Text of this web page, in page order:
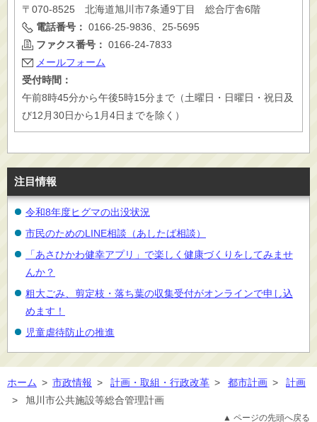
〒070-8525 北海道旭川市7条通9丁目 総合庁舎6階
電話番号： 0166-25-9836、25-5695
ファクス番号： 0166-24-7833
メールフォーム
受付時間：
午前8時45分から午後5時15分まで（土曜日・日曜日・祝日及
び12月30日から1月4日までを除く）
注目情報
令和8年度ヒグマの出没状況
市民のためのLINE相談（あしたば相談）
「あさひかわ健幸アプリ」で楽しく健康づくりをしてみませ
んか？
粗大ごみ、剪定枝・落ち葉の収集受付がオンラインで申し込
めます！
児童虐待防止の推進
ホーム > 市政情報 > 計画・取組・行政改革 > 都市計画 >
計画
>
旭川市公共施設等総合管理計画
▲ ページの先頭へ戻る